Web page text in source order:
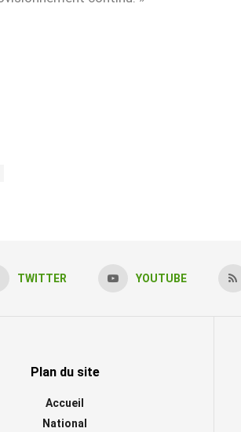
TWITTER YOUTUBE
Plan du site
Accueil
National